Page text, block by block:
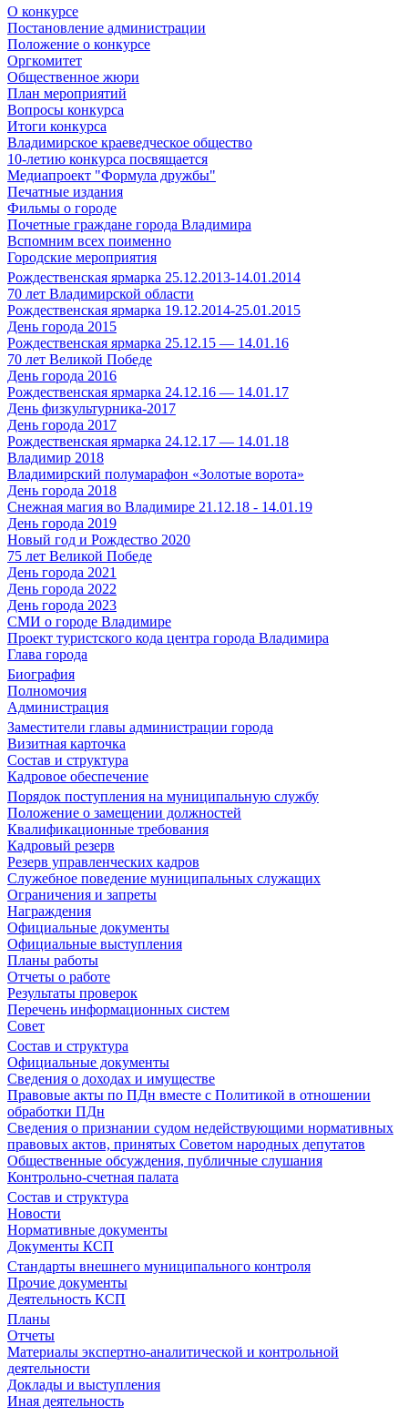
О конкурсе
Постановление администрации
Положение о конкурсе
Оргкомитет
Общественное жюри
План мероприятий
Вопросы конкурса
Итоги конкурса
Владимирское краеведческое общество
10-летию конкурса посвящается
Медиапроект "Формула дружбы"
Печатные издания
Фильмы о городе
Почетные граждане города Владимира
Вспомним всех поименно
Городские мероприятия
Рождественская ярмарка 25.12.2013-14.01.2014
70 лет Владимирской области
Рождественская ярмарка 19.12.2014-25.01.2015
День города 2015
Рождественская ярмарка 25.12.15 — 14.01.16
70 лет Великой Победе
День города 2016
Рождественская ярмарка 24.12.16 — 14.01.17
День физкультурника-2017
День города 2017
Рождественская ярмарка 24.12.17 — 14.01.18
Владимир 2018
Владимирский полумарафон «Золотые ворота»
День города 2018
Снежная магия во Владимире 21.12.18 - 14.01.19
День города 2019
Новый год и Рождество 2020
75 лет Великой Победе
День города 2021
День города 2022
День города 2023
СМИ о городе Владимире
Проект туристского кода центра города Владимира
Глава города
Биография
Полномочия
Администрация
Заместители главы администрации города
Визитная карточка
Состав и структура
Кадровое обеспечение
Порядок поступления на муниципальную службу
Положение о замещении должностей
Квалификационные требования
Кадровый резерв
Резерв управленческих кадров
Служебное поведение муниципальных служащих
Ограничения и запреты
Награждения
Официальные документы
Официальные выступления
Планы работы
Отчеты о работе
Результаты проверок
Перечень информационных систем
Совет
Состав и структура
Официальные документы
Сведения о доходах и имуществе
Правовые акты по ПДн вместе с Политикой в отношении
обработки ПДн
Сведения о признании судом недействующими нормативных
правовых актов, принятых Советом народных депутатов
Общественные обсуждения, публичные слушания
Контрольно-счетная палата
Состав и структура
Новости
Нормативные документы
Документы КСП
Стандарты внешнего муниципального контроля
Прочие документы
Деятельность КСП
Планы
Отчеты
Материалы экспертно-аналитической и контрольной
деятельности
Доклады и выступления
Иная деятельность